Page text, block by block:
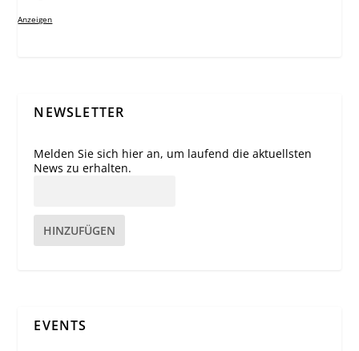
Anzeigen
NEWSLETTER
Melden Sie sich hier an, um laufend die aktuellsten
News zu erhalten.
HINZUFÜGEN
EVENTS